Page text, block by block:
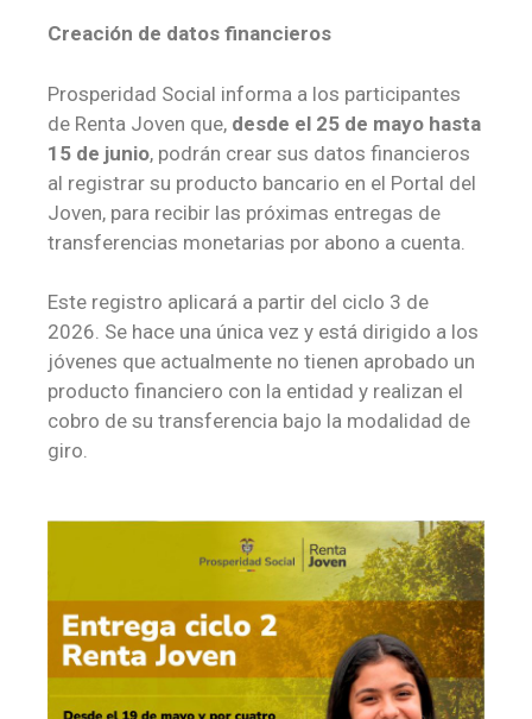
Creación de datos financieros
Prosperidad Social informa a los participantes
de Renta Joven que, desde el 25 de mayo hasta
15 de junio, podrán crear sus datos financieros
al registrar su producto bancario en el Portal del
Joven, para recibir las próximas entregas de
transferencias monetarias por abono a cuenta.
Este registro aplicará a partir del ciclo 3 de
2026. Se hace una única vez y está dirigido a los
jóvenes que actualmente no tienen aprobado un
producto financiero con la entidad y realizan el
cobro de su transferencia bajo la modalidad de
giro.